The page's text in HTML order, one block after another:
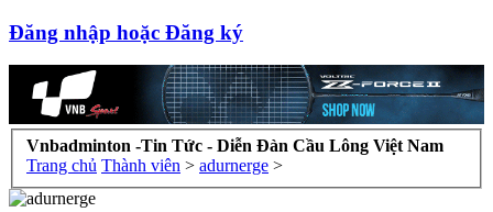
Đăng nhập hoặc Đăng ký
Vnbadminton -Tin Tức - Diễn Đàn Cầu Lông Việt Nam
Trang chủ Thành viên > adurnerge >